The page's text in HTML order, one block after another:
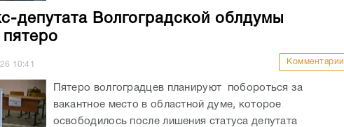
депутата Волгоградской облдумы
10:41 Комментарии
Пятеро волгоградцев планируют побороться за
вакантное место в областной думе, которое
освободилось после лишения статуса депутата